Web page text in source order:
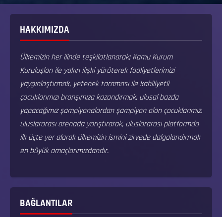
HAKKIMIZDA
Ülkemizin her ilinde teşkilatlanarak; Kamu Kurum
Kuruluşları ile yakın ilişki yürüterek faaliyetlerimizi
yaygınlaştırmak, yetenek taraması ile kabiliyetli
çocuklarımızı branşımıza kazandırmak, ulusal bazda
yapacağımız şampiyonalardan şampiyon olan çocuklarımızı
uluslararası arenada yarıştırarak, uluslararası platformda
ilk üçte yer alarak ülkemizin ismini zirvede dalgalandırmak
en büyük amaçlarımızdandır.
BAĞLANTILAR